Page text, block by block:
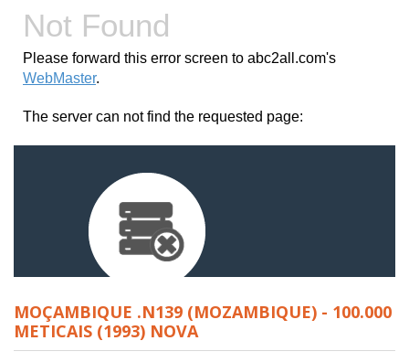
MOÇAMBIQUE .N139 (MOZAMBIQUE) - 100.000
METICAIS (1993) NOVA